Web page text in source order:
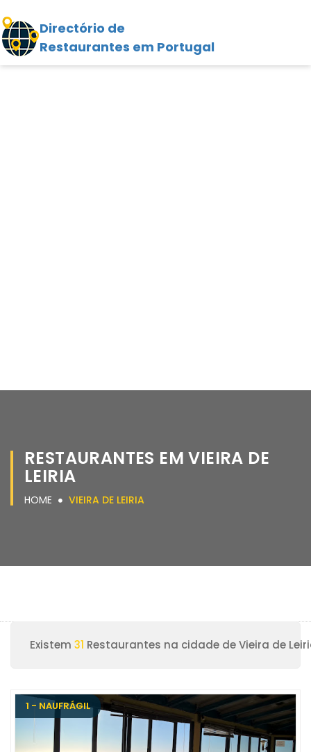
Directório de
Restaurantes em Portugal
RESTAURANTES EM VIEIRA DE
LEIRIA
HOME VIEIRA DE LEIRIA
Existem 31 Restaurantes na cidade de Vieira de
1 - NAUFRÁGIL